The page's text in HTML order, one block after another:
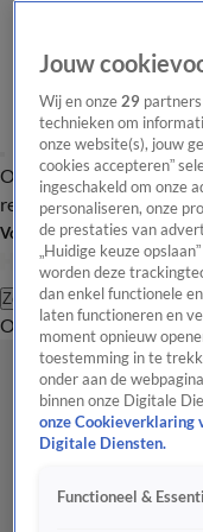
Overzicht Laatste nieuws
redactie
Volg Hart van Nederland
Zoeken
OverzichtRegio
Jouw
Wij en onze29
technieken om
onze website(s), jouw
cookies accepteren”
ingeschakeld om onze
personaliseren, onze
de prestaties van
„Huidige keuze
worden deze
dan enkel functionele
laten functioneren en
moment opnieuw
toestemming in te
onder aan de
binnen onze Digitale
onze Cookieverklaring
Digitale Diensten.
Functioneel &